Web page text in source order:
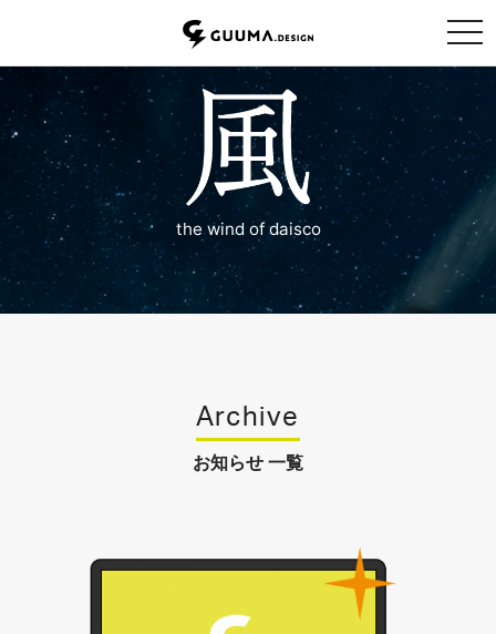
the wind of daisco
Archive
お知らせ 一覧